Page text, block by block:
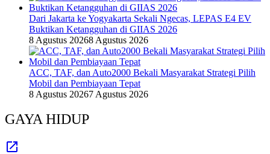
Dari Jakarta ke Yogyakarta Sekali Ngecas, LEPAS E4 EV
Buktikan Ketangguhan di GIIAS 2026
8 Agustus 20268 Agustus 2026
ACC, TAF, dan Auto2000 Bekali Masyarakat Strategi Pilih
Mobil dan Pembiayaan Tepat
8 Agustus 20267 Agustus 2026
GAYA HIDUP